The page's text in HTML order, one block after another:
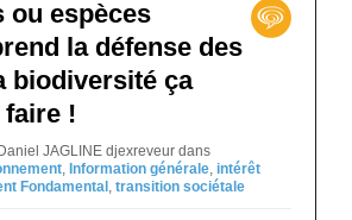
ou espèces
la défense des
biodiversité ça
!
JAGLINE djexreveur dans
, Information générale, intérêt
Fondamental , transition sociétale